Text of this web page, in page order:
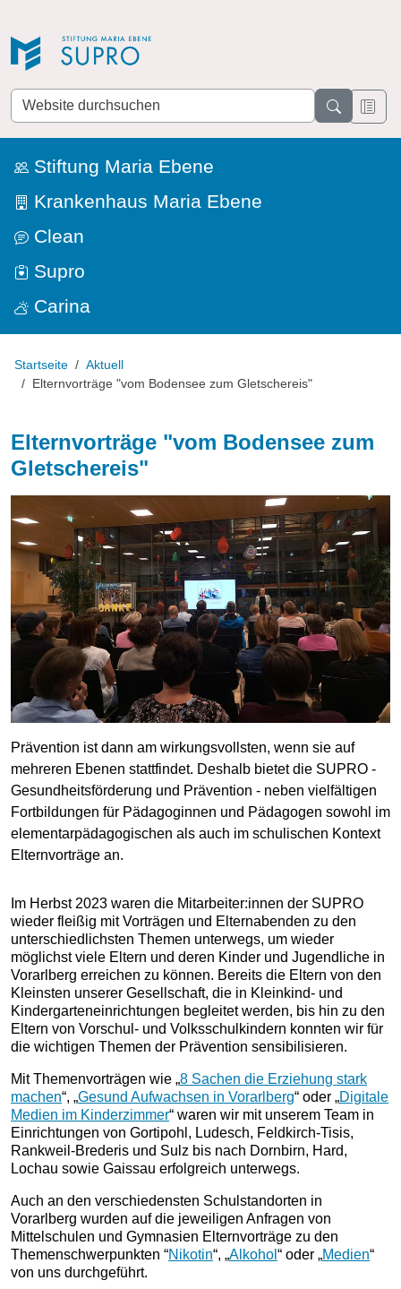
Website
durchsuchen
Stiftung Maria Ebene
Krankenhaus Maria Ebene
Clean
Supro
Carina
Startseite
Aktuell
Elternvorträge "vom Bodensee zum Gletschereis"
Elternvorträge "vom Bodensee zum
Gletschereis"
Prävention ist dann am wirkungsvollsten, wenn sie auf
mehreren Ebenen stattfindet. Deshalb bietet die SUPRO -
Gesundheitsförderung und Prävention - neben vielfältigen
Fortbildungen für Pädagoginnen und Pädagogen sowohl im
elementarpädagogischen als auch im schulischen Kontext
Elternvorträge an.
Im Herbst 2023 waren die Mitarbeiter:innen der SUPRO
wieder fleißig mit Vorträgen und Elternabenden zu den
unterschiedlichsten Themen unterwegs, um wieder
möglichst viele Eltern und deren Kinder und Jugendliche in
Vorarlberg erreichen zu können. Bereits die Eltern von den
Kleinsten unserer Gesellschaft, die in Kleinkind- und
Kindergarteneinrichtungen begleitet werden, bis hin zu den
Eltern von Vorschul- und Volksschulkindern konnten wir für
die wichtigen Themen der Prävention sensibilisieren.
Mit Themenvorträgen wie „8 Sachen die Erziehung stark
machen“, „Gesund Aufwachsen in Vorarlberg“ oder „Digitale
Medien im Kinderzimmer“ waren wir mit unserem Team in
Einrichtungen von Gortipohl, Ludesch, Feldkirch-Tisis,
Rankweil-Brederis und Sulz bis nach Dornbirn, Hard,
Lochau sowie Gaissau erfolgreich unterwegs.
Auch an den verschiedensten Schulstandorten in
Vorarlberg wurden auf die jeweiligen Anfragen von
Mittelschulen und Gymnasien Elternvorträge zu den
Themenschwerpunkten “Nikotin“, „Alkohol “ oder „Medien“
von uns durchgeführt.